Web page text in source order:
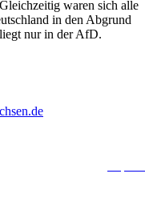
waren sich alle
in den Abgrund
nur in der AfD.